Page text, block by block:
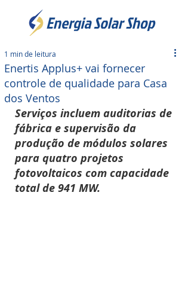
Enertis Applus+ vai fornecer
controle de qualidade para Casa
dos Ventos
1 min de leitura
Serviços incluem auditorias de
fábrica e supervisão da
produção de módulos solares
para quatro projetos
fotovoltaicos com capacidade
total de 941 MW.